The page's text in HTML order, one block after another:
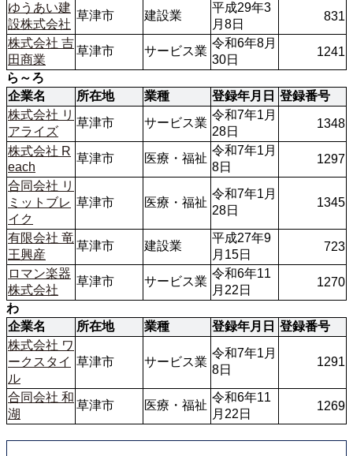
ゆうあい建
設株式会社
草津市 建設業
平成29年3
月8日
831
株式会社 吉
田商業
草津市 サービス業
令和6年8月
30日
1241
ら～ろ
企業名
所在地 業種 登録年月日 登録番号
株式会社 リ
アライズ
草津市 サービス業
令和7年1月
28日
1348
株式会社 R
each
草津市 医療・福祉
令和7年1月
8日
1297
合同会社 リ
ミットブレ
イク
草津市 医療・福祉
令和7年1月
28日
1345
有限会社 竜
王興産
草津市 建設業
平成27年9
月15日
723
ロマン楽器
草津市 サービス業
令和6年11
月22日
1270
わ
企業名
所在地 業種 登録年月日 登録番号
株式会社 ワ
ークスタイ
ル
草津市 サービス業
令和7年1月
8日
1291
合同会社 和
湖
医療・福祉
令和6年11
月22日
1269